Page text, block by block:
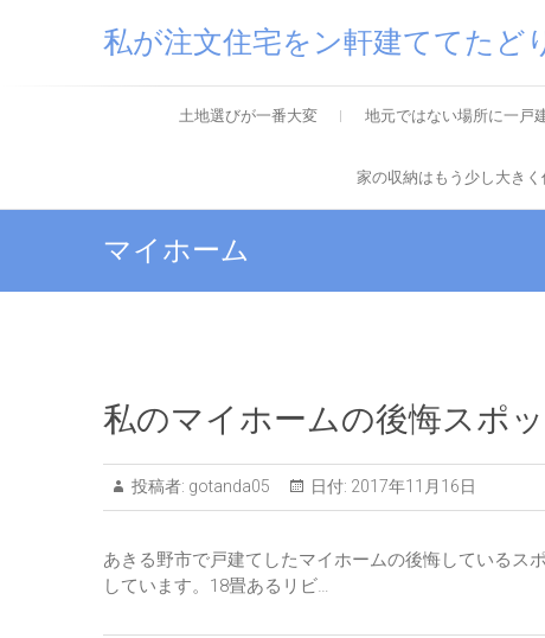
私が注文住宅をン軒建ててたど
土地選びが一番大変 地元ではない場所に一戸
家の収納はもう少し大きく
マイホーム
私のマイホームの後悔スポ
投稿者: gotanda05 日付: 2017年11月16日
あきる野市で戸建てしたマイホームの後悔しているス
しています。18畳あるリビ…